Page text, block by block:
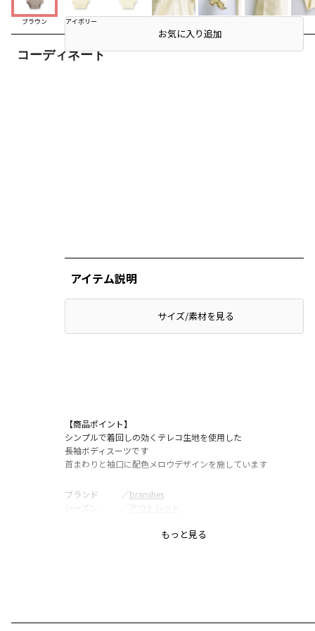
ブラウン アイボリー
コーディネート
お気に入り追加
アイテム説明
サイズ/素材を見る
【商品ポイント】
シンプルで着回しの効くテレコ生地を使用した
長袖ボディスーツです
首まわりと袖口に配色メロウデザインを施しています
ブランド ／branshes
シーズン
アウトレット
ブラウンもっと見る